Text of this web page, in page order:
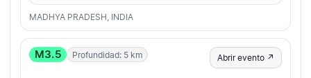
MADHYA PRADESH, INDIA
M3.5 Profundidad: 5 km Abrir evento ↗